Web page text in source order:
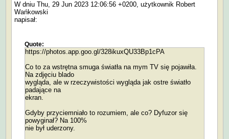
W dniu Thu, 29 Jun 2023 12:06:56 +0200, użytkownik Robert
Wańkowski
napisał:
Quote:
https://photos.app.goo.gl/328ikuxQU33Bp1cPA
Co to za wstrętna smuga światła na mym TV się pojawiła.
Na zdjęciu blado
wygląda, ale w rzeczywistości wygląda jak ostre światło
padające na
ekran.
Gdyby przyciemniało to rozumiem, ale co? Dyfuzor się
powyginał? Na 100%
nie był uderzony.